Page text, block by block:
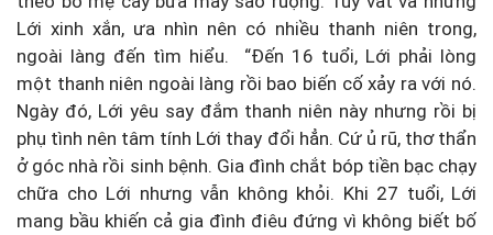
Lới xinh xắn, ưa nhìn nên có nhiều thanh niên trong,
ngoài làng đến tìm hiểu. “Đến 16 tuổi, Lới phải lòng
một thanh niên ngoài làng rồi bao biến cố xảy ra với nó.
Ngày đó, Lới yêu say đắm thanh niên này nhưng rồi bị
phụ tình nên tâm tính Lới thay đổi hẳn. Cứ ủ rũ, thơ thẩn
ở góc nhà rồi sinh bệnh. Gia đình chắt bóp tiền bạc chạy
chữa cho Lới nhưng vẫn không khỏi. Khi 27 tuổi, Lới
mang bầu khiến cả gia đình điêu đứng vì không biết bố